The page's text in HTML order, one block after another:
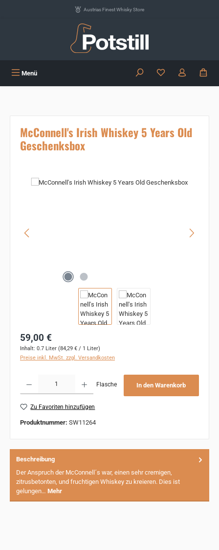
Austrias Finest Whisky Store
Menü Du hast 0
McConnell's Irish Whiskey 5 Years Old
Geschenksbox
Bildergalerie überspringen
Regulärer Preis:
59,00 €
Inhalt: 0.7 Liter (84,29 € / 1 Liter)
Preise inkl. MwSt. zzgl. Versandkosten
Flasche In den Warenkorb
Zu Favoriten hinzufügen
Produktnummer: SW11264
Beschreibung
Der Anspruch der McConnell´s war, einen sehr cremigen,
zitrusbetonten, und fruchtigen Whiskey zu kreieren. Dies ist
gelungen… Mehr